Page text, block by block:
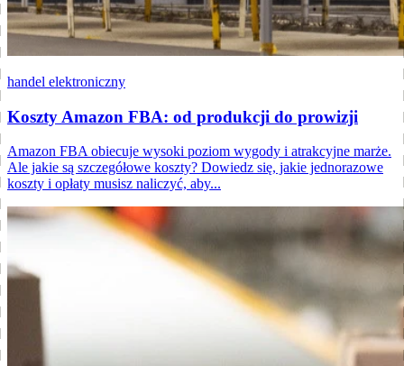
handel elektroniczny
Koszty Amazon FBA: od produkcji do prowizji
Amazon FBA obiecuje wysoki poziom wygody i atrakcyjne marże.
Ale jakie są szczegółowe koszty? Dowiedz się, jakie jednorazowe
koszty i opłaty musisz naliczyć, aby...